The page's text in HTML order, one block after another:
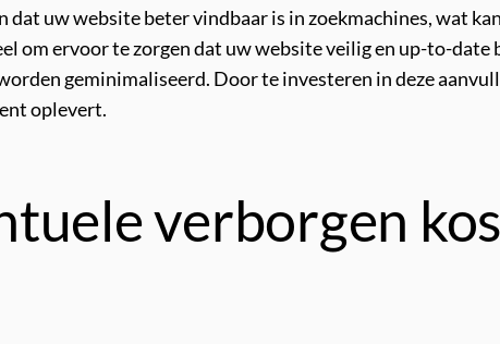
uw website beter vindbaar is in zoekmachines, wat
om ervoor te zorgen dat uw website veilig en up-to-
geminimaliseerd. Door te investeren in deze
oplevert.
verborgen